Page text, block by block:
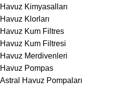
Havuz Kimyasalları
Havuz Klorları
Havuz Kum Filtres
Havuz Kum Filtresi
Havuz Merdivenleri
Havuz Pompas
Astral Havuz Pompaları